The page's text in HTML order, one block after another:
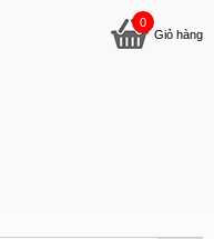
0
Giỏ hàng